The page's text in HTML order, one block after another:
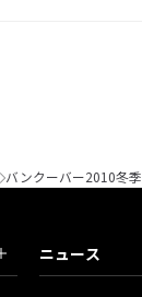
バンクーバー2010冬季
ニュース